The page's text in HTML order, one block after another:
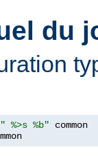
du
%>s %b"